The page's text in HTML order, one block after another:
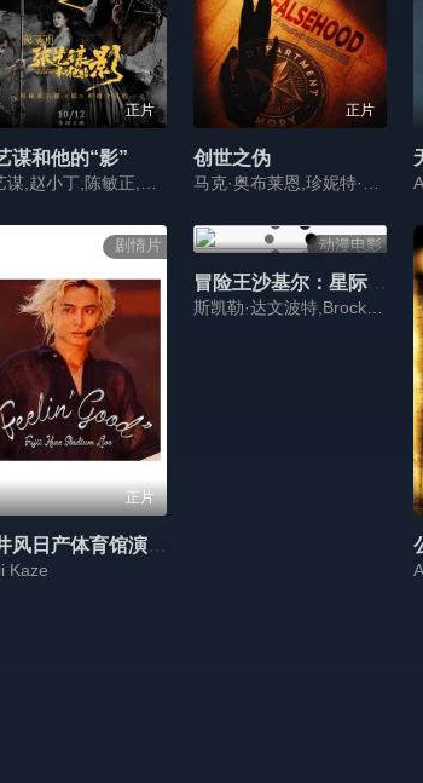
正片
谋和他的“影”
正片
创世之伪
剧情片
正片
藤井风日产体育馆演唱会 ''Feelin' Good''
Kaze
动漫电影
冒险王沙基尔：星际垃圾大战2022